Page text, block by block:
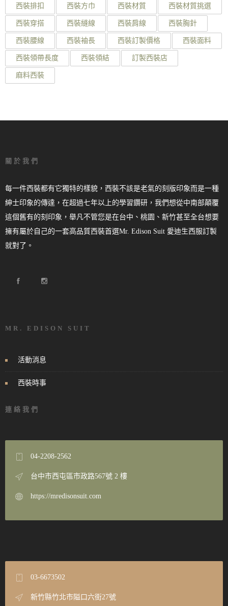
西裝排扣 西裝方巾 西裝材質 西裝材質挑選
西裝穿搭 西裝縫線 西裝肩線 西裝胸針
西裝腰線 西裝袖長 西裝訂製價格 西裝面料
西裝領帶長度 西裝領結 訂製西裝店
麻料西裝
關於我們
每一件西裝都有它獨特的樣貌，西裝不該是老氣的刻版印象而是一種
紳士印象的傳達，在超過七年以上的學習鑽研，我們想從中南部顛覆
這個舊有的刻印象，舉凡不管您是在台中、桃園、新竹甚至全台想要
擁有屬於自己的一套高品質西裝首選Mr. Edison Suit 愛迪生西服訂製
就對了。
MR. EDISON SUIT
活動消息
西裝時事
連絡我們
04-2208-2562
台中市西屯區市政路567號 2 樓
https://mredisonsuit.com
03-6673502
新竹縣竹北市隘口六街27號